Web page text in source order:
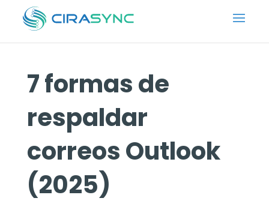
7 formas de
respaldar
correos Outlook
(2025)